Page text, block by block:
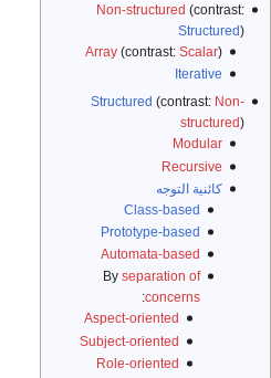
Non-structured (contrast:
Structured)
Array(contrast: Scalar)
Iterative
Structured (contrast: Non-
structured)
Modular
Recursive
كائنية التوجه
Class-based
Prototype-based
Automata-based
Byseparation of
concerns
:
Aspect-oriented
Subject-oriented
Role-oriented